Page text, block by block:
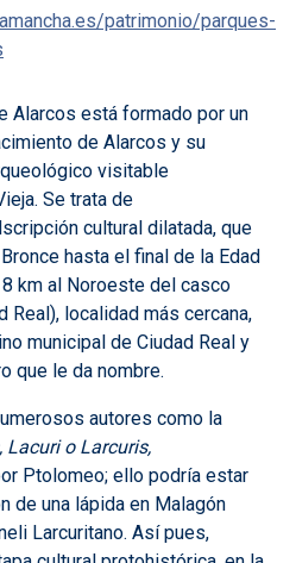
patrimonio/parques-
Alarcos está formado por un
de Alarcos y su
visitable
Se trata de
cultural dilatada, que
hasta el final de la Edad
km al Noroeste del casco
Real), localidad más cercana,
municipal de Ciudad Real y
que le da nombre.
autores como la
Lacuri o Larcuris,
Ptolomeo; ello podría estar
de una lápida en Malagón
Larcuritano. Así pues,